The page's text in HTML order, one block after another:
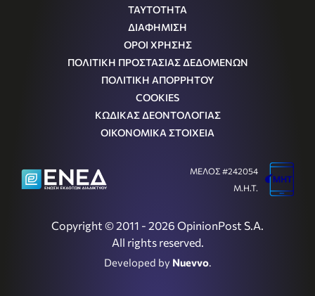
ΤΑΥΤΟΤΗΤΑ
ΔΙΑΦΗΜΙΣΗ
ΟΡΟΙ ΧΡΗΣΗΣ
ΠΟΛΙΤΙΚΗ ΠΡΟΣΤΑΣΙΑΣ ΔΕΔΟΜΕΝΩΝ
ΠΟΛΙΤΙΚΗ ΑΠΟΡΡΗΤΟΥ
COOKIES
ΚΩΔΙΚΑΣ ΔΕΟΝΤΟΛΟΓΙΑΣ
ΟΙΚΟΝΟΜΙΚΑ ΣΤΟΙΧΕΙΑ
Copyright © 2011 - 2026 OpinionPost S.A.
All rights reserved.
Developed by Nuevvo.
ΜΕΛΟΣ #242054
Μ.Η.Τ.